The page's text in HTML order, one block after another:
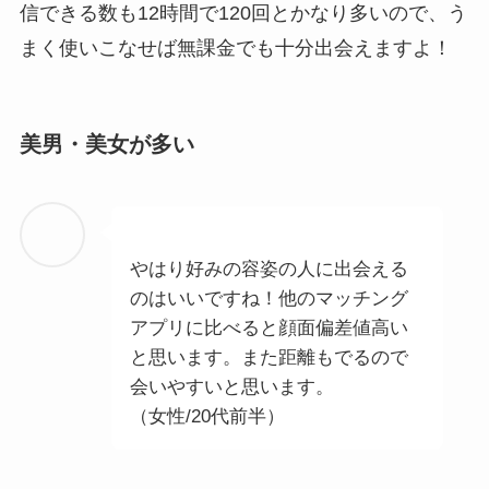
信できる数も12時間で120回とかなり多いので、う
まく使いこなせば無課金でも十分出会えますよ！
美男・美女が多い
やはり好みの容姿の人に出会える
のはいいですね！他のマッチング
アプリに比べると顔面偏差値高い
と思います。また距離もでるので
会いやすいと思います。
（女性/20代前半）